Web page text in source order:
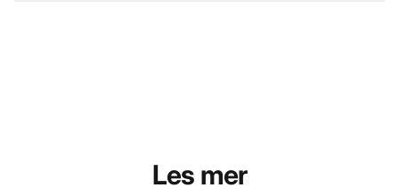
Les mer